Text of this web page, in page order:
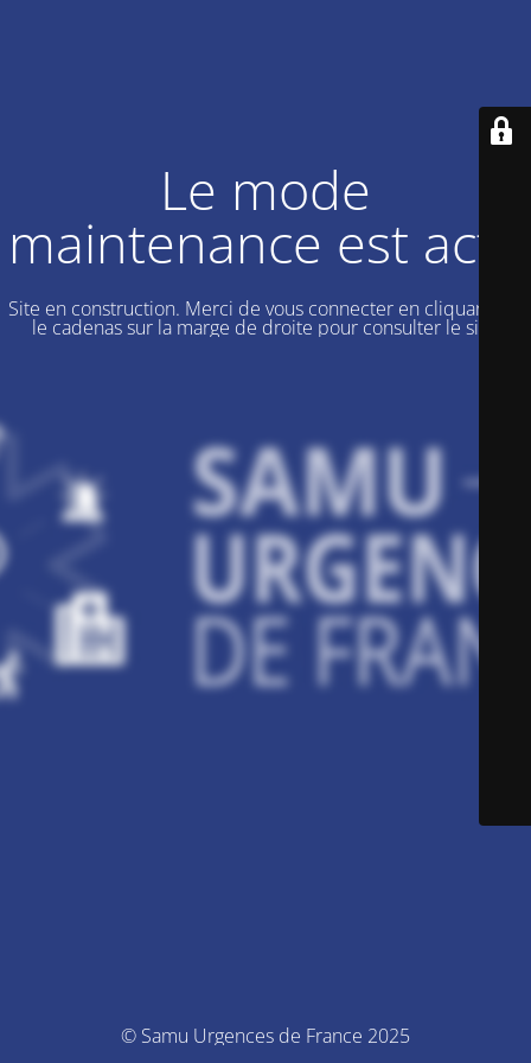
Le mode
maintenance est actif
Site en construction. Merci de vous connecter en cliquant sur
le cadenas sur la marge de droite pour consulter le site.
© Samu Urgences de France 2025